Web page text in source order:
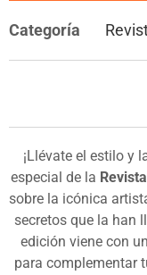
Categoría
¡Llévate el estilo y
especial de la
sobre la icónica
secretos que la han
edición viene con
para complementar